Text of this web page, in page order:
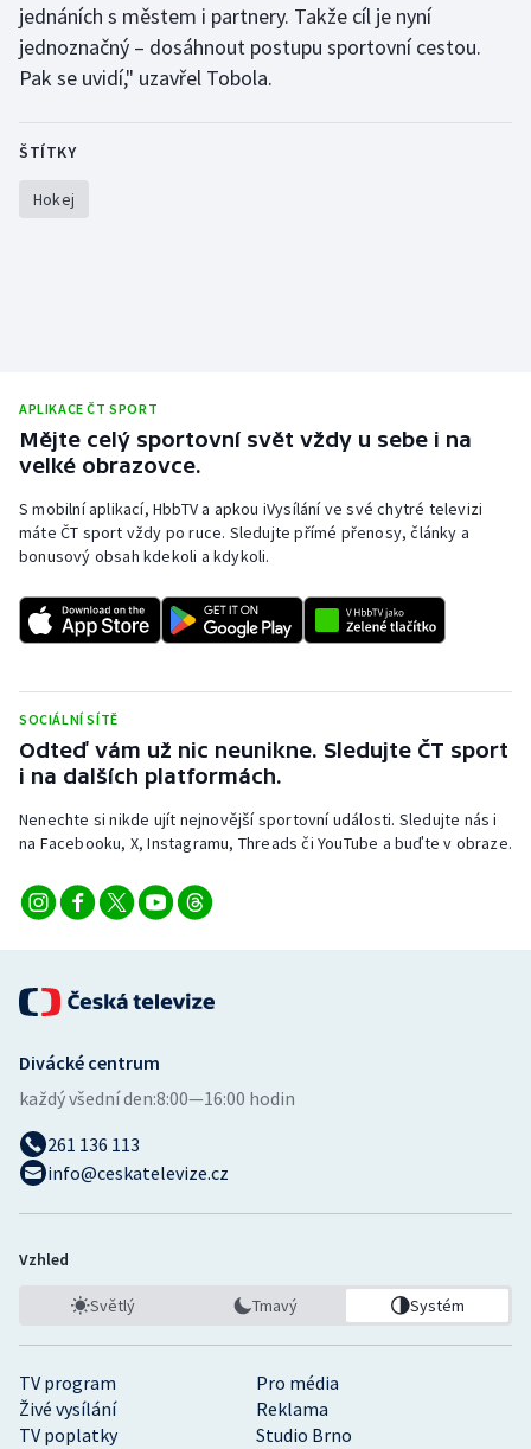
Vodní slalom
Ostatní
jednáních s městem i partnery. Takže cíl je nyní
jednoznačný – dosáhnout postupu sportovní cestou.
Pak se uvidí," uzavřel Tobola.
ŠTÍTKY
Hokej
APLIKACE ČT SPORT
Mějte celý sportovní svět vždy u sebe i na
velké obrazovce.
S mobilní aplikací, HbbTV a apkou iVysílání ve své chytré televizi
máte ČT sport vždy po ruce. Sledujte přímé přenosy, články a
bonusový obsah kdekoli a kdykoli.
SOCIÁLNÍ SÍTĚ
Odteď vám už nic neunikne. Sledujte ČT sport
i na dalších platformách.
Nenechte si nikde ujít nejnovější sportovní události. Sledujte nás i
na Facebooku, X, Instagramu, Threads či YouTube a buďte v obraze.
TV program
Pro média
Živé vysílání
Reklama
TV poplatky
Studio Brno
Divácké centrum
každý všední den:8:00—16:00 hodin
261 136 113
info@ceskatelevize.cz
Vzhled
Světlý Tmavý Systém